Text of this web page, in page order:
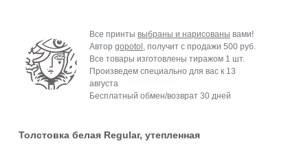
Все принты выбраны и нарисованы вами!
Автор gopotol , получит с продажи 500 руб.
Все товары изготовлены тиражом 1 шт.
Произведем специально для вас к 13
августа
Бесплатный обмен/возврат 30 дней
Толстовка белая Regular, утепленная